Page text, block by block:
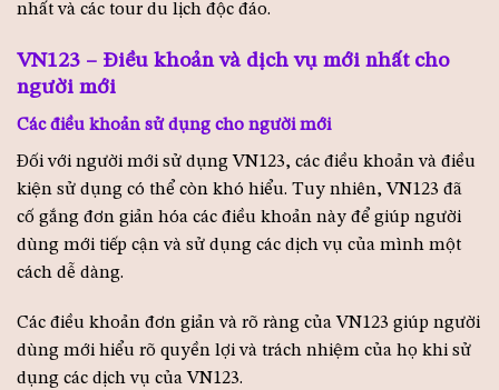
nhất và các tour du lịch độc đáo.
VN123 – Điều khoản và dịch vụ mới nhất cho
người mới
Các điều khoản sử dụng cho người mới
Đối với người mới sử dụng VN123, các điều khoản và điều
kiện sử dụng có thể còn khó hiểu. Tuy nhiên, VN123 đã
cố gắng đơn giản hóa các điều khoản này để giúp người
dùng mới tiếp cận và sử dụng các dịch vụ của mình một
cách dễ dàng.
Các điều khoản đơn giản và rõ ràng của VN123 giúp người
dùng mới hiểu rõ quyền lợi và trách nhiệm của họ khi sử
dụng các dịch vụ của VN123.